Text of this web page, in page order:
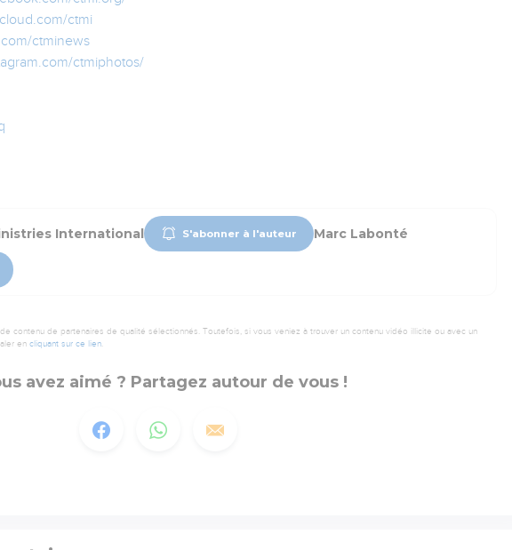
ctmi
ctminews
ctmiphotos/
International S'abonner à l'auteur Marc Labonté
contenu de partenaires de qualité sélectionnés. Toutefois, si vous veniez à trouver un contenu vidéo illicite ou avec un
en cliquant sur ce lien.
avez aimé ? Partagez autour de vous !